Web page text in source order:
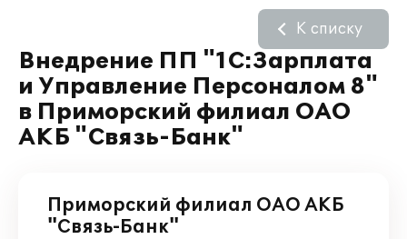
Внедрение ПП "1С:Зарплата
и Управление Персоналом 8"
в Приморский филиал ОАО
АКБ "Связь-Банк"
К списку
Приморский филиал ОАО АКБ
"Связь-Банк"